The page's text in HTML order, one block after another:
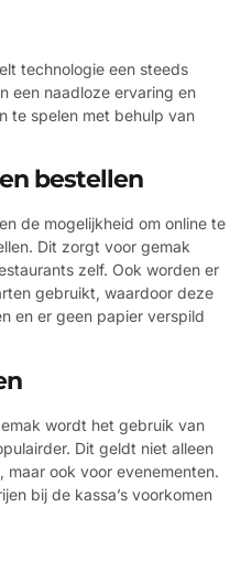
technologie een steeds
een naadloze ervaring en
te spelen met behulp van
bestellen
de mogelijkheid om online te
Dit zorgt voor gemak
zelf. Ook worden er
gebruikt, waardoor deze
en er geen papier verspild
wordt het gebruik van
Dit geldt niet alleen
ook voor evenementen.
bij de kassa’s voorkomen